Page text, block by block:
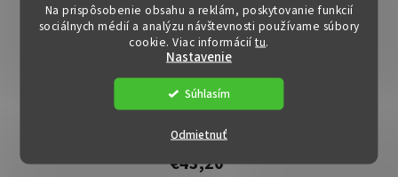
Na prispôsobenie obsahu a reklám, poskytovanie funkcií
sociálnych médií a analýzu návštevnosti používame súbory
cookie. Viac informáciítu.
Nastavenie
Odmietnuť
Súhlasím
Botník - BORI, Čierny
€43,20